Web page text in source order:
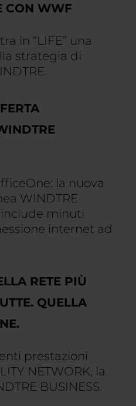
CON WWF
in “LIFE” una
strategia di
la nuova
WINDTRE
include minuti
internet ad
RETE PIÙ
QUELLA
prestazioni
NETWORK, la
BUSINESS.